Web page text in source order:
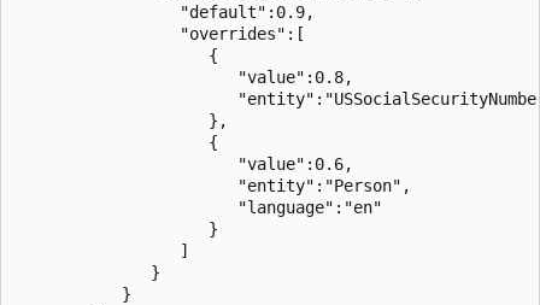
                 "default":0.9,
                 "overrides":[
                    {
                       "value":0.8,
                    },
                    {
                       "value":0.6,
                       "entity":"Person",
                       "language":"en"
                    }
                 ]
              }
           }